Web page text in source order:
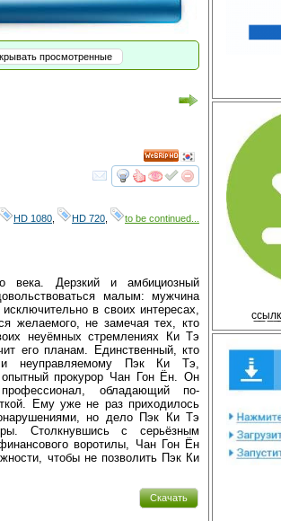
просмотренные
смотретьинтересует
HD
HD 1080 HD 720 to be continued...
века. Дерзкий и амбициозный
малым: мужчина
в своих интересах,
желаемого, не замечая тех, кто
неуёмных стремлениях Ки Тэ
его планам. Единственный, кто
и неуправляемому Пэк Ки Тэ,
прокурор Чан Гон Ён. Он
обладающий по-
Ему уже не раз приходилось
но дело Пэк Ки Тэ
Столкнувшись с серьёзным
воротилы, Чан Гон Ён
чтобы не позволить Пэк Ки
Скачать